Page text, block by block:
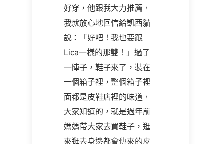
好穿，他跟我大力推薦，
我就放心地回信給凱西貓
說：「好吧！我也要跟
Lica一樣的那雙！」過了
一陣子，鞋子來了，裝在
一個箱子裡，整個箱子裡
面都是皮鞋店裡的味道，
大家知道的，就是過年前
媽媽帶大家去買鞋子，逛
來逛去身邊都會傳來的皮